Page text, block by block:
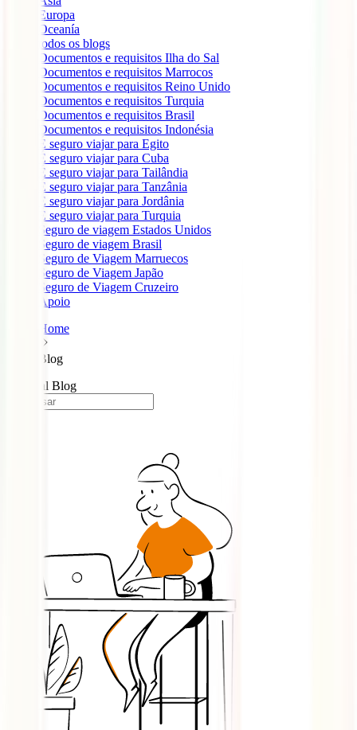
Europa
Oceanía
todos os blogs
Documentos e requisitos Ilha do Sal
Documentos e requisitos Marrocos
Documentos e requisitos Reino Unido
Documentos e requisitos Turquia
Documentos e requisitos Brasil
Documentos e requisitos Indonésia
É seguro viajar para Egito
É seguro viajar para Cuba
É seguro viajar para Tailândia
É seguro viajar para Tanzânia
É seguro viajar para Jordânia
É seguro viajar para Turquia
Seguro de viagem Estados Unidos
Seguro de viagem Brasil
Seguro de Viagem Marruecos
Seguro de Viagem Japão
Seguro de Viagem Cruzeiro
Apoio
Home
Blog
Portugal Blog